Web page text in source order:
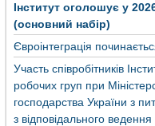
Інститут оголошує у
(основний набір)
Євроінтеграція
Участь співробітників
робочих груп при
господарства України з
з відповідального ведення